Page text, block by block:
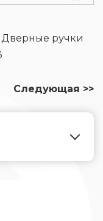
Дверные ручки
Следующая >>